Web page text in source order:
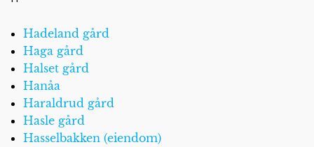
Hadeland gård
Haga gård
Halset gård
Hanåa
Haraldrud gård
Hasle gård
Hasselbakken (eiendom)